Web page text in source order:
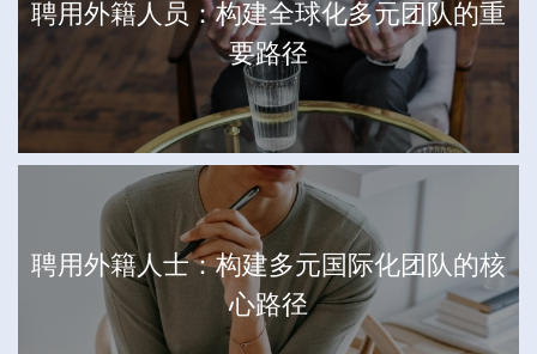
聘用外籍人员：构建全球化多元团队的重
要路径
聘用外籍人士：构建多元国际化团队的核
心路径